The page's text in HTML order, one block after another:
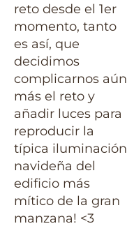
reto desde el 1er
momento, tanto
es así, que
decidimos
complicarnos aún
más el reto y
añadir luces para
reproducir la
típica iluminación
navideña del
edificio más
mítico de la gran
manzana! <3